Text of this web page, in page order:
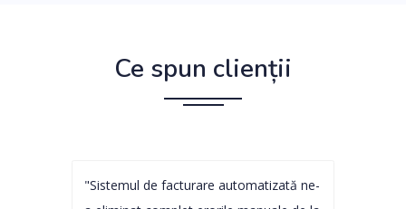
Ce spun clienții
"Sistemul de facturare automatizată ne-